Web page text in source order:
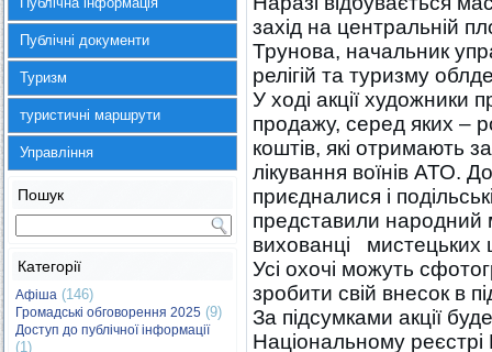
Публічні документи
Туризм
туристичні маршрути
Управління
Пошук
Категорії
Афіша (146)
Громадські обговорення 2025 (9)
Доступ до публічної інформації
(1)
захід на центральній
Трунова, начальник
релігій та туризму
У ході акції художники
продажу, серед яких –
коштів, які отримають
лікування воїнів АТО.
приєдналися і
представили народний
вихованці мистецьких
Усі охочі можуть
зробити свій внесок в
За підсумками акції
Національному реєстрі